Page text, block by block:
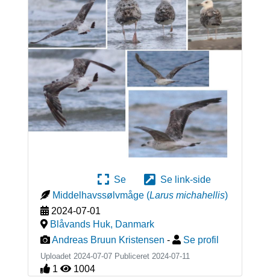
Se
Se link-side
Middelhavssølvmåge (Larus michahellis)
2024-07-01
Blåvands Huk, Danmark
Andreas Bruun Kristensen - Se profil
Uploadet 2024-07-07 Publiceret 2024-07-11
1 1004